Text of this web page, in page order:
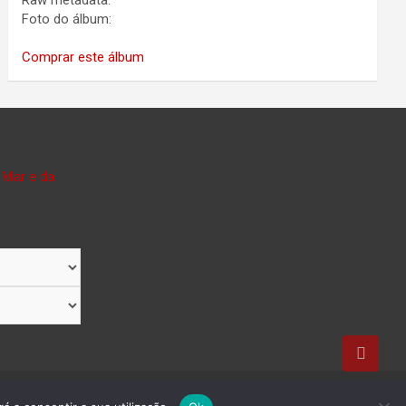
Foto do álbum:
Comprar este álbum